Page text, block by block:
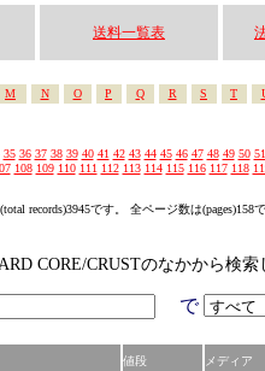
送料一覧表
M N O P Q R S T
35 36 37 38 39 40 41 42 43 44 45 46 47 48 49 50 51
108 109 110 111 112 113 114 115 116 117 118
records)3945です。 全ページ数は(pages)158
CORE/CRUSTのなかから検索
で
値段 メディア